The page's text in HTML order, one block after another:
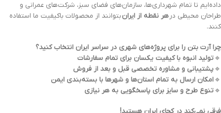
داده‌ایم تا تمام شهرداری‌ها، سازمان‌های فضای سبز، شرکت‌های عمرانی و
طراحان محیطی درهر نقطه از ایرانبتوانند از محصولات باکیفیت ما استفاده
کنند.
چرا آرت بتن را برای پروژه‌های شهری در سراسر ایران انتخاب کنید؟
🔹تولید انبوه با کیفیت یکسان برای تمام سفارشات
🔹پشتیبانی و مشاوره تخصصی قبل و بعد از فروش
🔹امکان ارسال به تمام استان‌ها و شهرها با بسته‌بندی ایمن
🔹تنوع طرح و سایز برای پاسخگویی به هر نیازی